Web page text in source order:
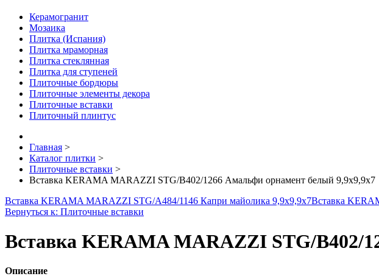
Керамогранит
Мозаика
Плитка (Испания)
Плитка мраморная
Плитка стеклянная
Плитка для ступеней
Плиточные бордюры
Плиточные элементы декора
Плиточные вставки
Плиточный плинтус
Главная >
Каталог плитки >
Плиточные вставки >
Вставка KERAMA MARAZZI STG/B402/1266 Амальфи орнамент белый 9,9х9,9х7
Вставка KERAMA MARAZZI STG/A484/1146 Капри майолика 9,9х9,9х7Вставка
Вернуться к: Плиточные вставки
Вставка KERAMA MARAZZI STG/B402/
Описание